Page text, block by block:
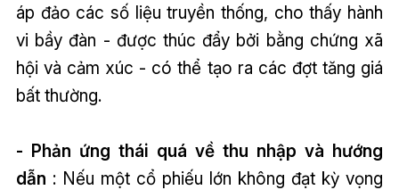
áp đảo các số liệu truyền thống, cho thấy hành
vi bầy đàn - được thúc đẩy bởi bằng chứng xã
hội và cảm xúc - có thể tạo ra các đợt tăng giá
bất thường.
- Phản ứng thái quá về thu nhập và hướng
dẫn : Nếu một cổ phiếu lớn không đạt kỳ vọng